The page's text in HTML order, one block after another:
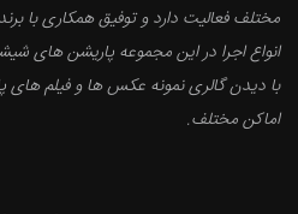
مختلف فعالیت دارد و توفیق همکاری با
انواع اجرا در این مجموعه پاریشن های
با دیدن گالری نمونه عکس ها و فیلم های
اماکن مختلف.